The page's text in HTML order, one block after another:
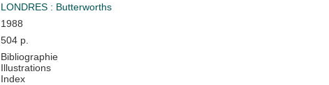
LONDRES : Butterworths
1988
504 p.
Bibliographie
Illustrations
Index